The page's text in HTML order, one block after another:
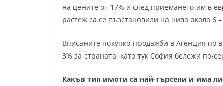
на цените от 17% и след приемането им в
растеж са се възстановили на нива около 6 –
Вписаните покупко-продажби в Агенция по
3% за страната, като тук София бележи по-
Какъв тип имоти са най-търсени и има